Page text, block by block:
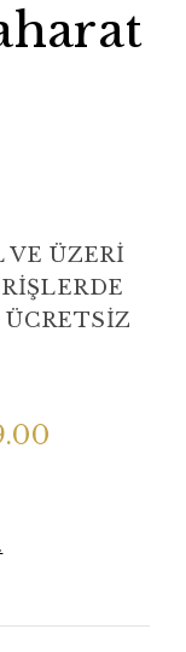
VE ÜZERİ
ÜCRETSİZ